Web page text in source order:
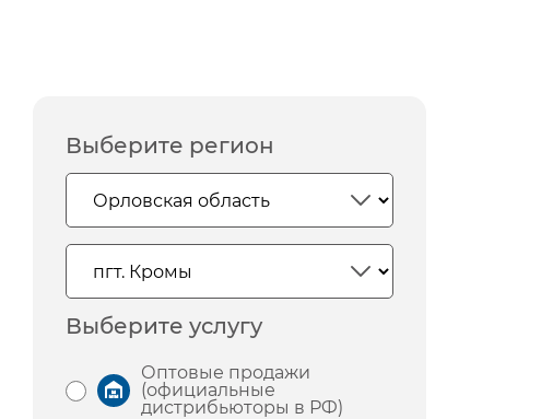
Выберите регион
Выберите услугу
Оптовые продажи
(официальные
дистрибьюторы в РФ)